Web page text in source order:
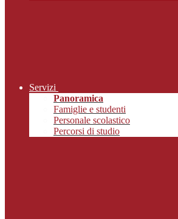
Servizi
Panoramica
Famiglie e studenti
Personale scolastico
Percorsi di studio